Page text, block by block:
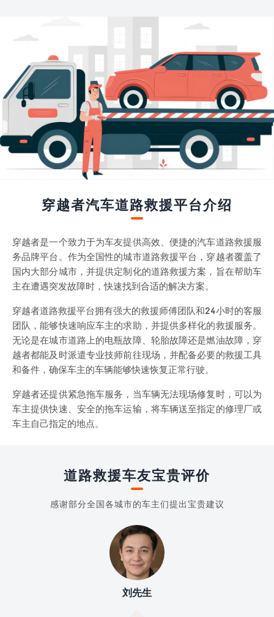
穿越者汽车道路救援平台介绍
穿越者是一个致力于为车友提供高效、便捷的汽车道路救援服
务品牌平台。作为全国性的城市道路救援平台，穿越者覆盖了
国内大部分城市，并提供定制化的道路救援方案，旨在帮助车
主在遭遇突发故障时，快速找到合适的解决方案。
穿越者道路救援平台拥有强大的救援师傅团队和24小时的客服
团队，能够快速响应车主的求助，并提供多样化的救援服务。
无论是在城市道路上的电瓶故障、轮胎故障还是燃油故障，穿
越者都能及时派遣专业技师前往现场，并配备必要的救援工具
和备件，确保车主的车辆能够快速恢复正常行驶。
穿越者还提供紧急拖车服务，当车辆无法现场修复时，可以为
车主提供快速、安全的拖车运输，将车辆送至指定的修理厂或
车主自己指定的地点。
道路救援车友宝贵评价
感谢部分全国各城市的车主们提出宝贵建议
刘先生